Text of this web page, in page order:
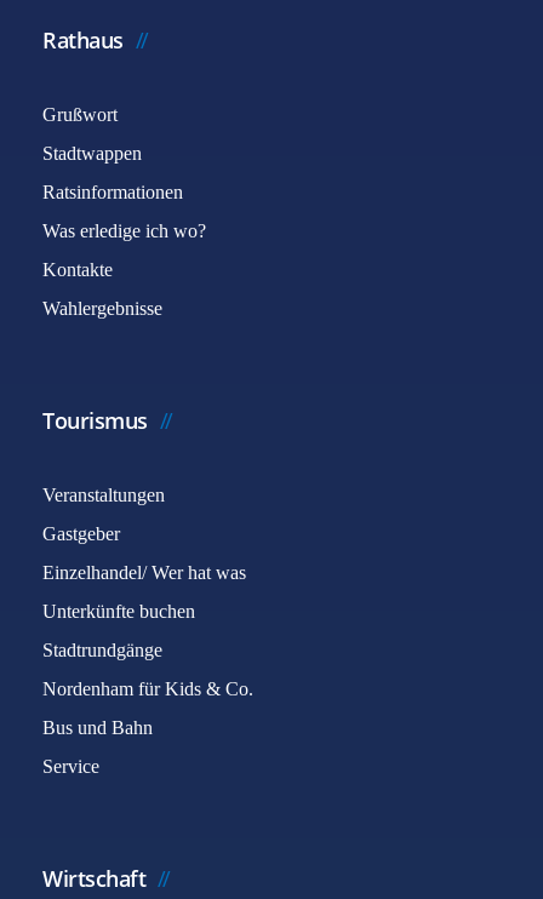
Rathaus
Grußwort
Stadtwappen
Ratsinformationen
Was erledige ich wo?
Kontakte
Wahlergebnisse
Tourismus
Veranstaltungen
Gastgeber
Einzelhandel/ Wer hat was
Unterkünfte buchen
Stadtrundgänge
Nordenham für Kids & Co.
Bus und Bahn
Service
Wirtschaft